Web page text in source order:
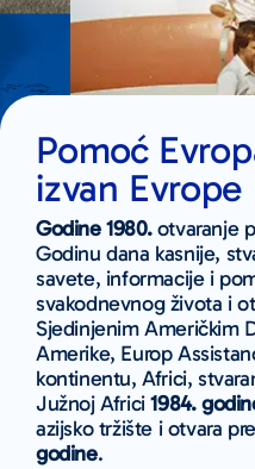
Pomoć
izvan Evrope
Godine 1980.otvaranje
Godinu dana kasnije,
savete, informacije i
svakodnevnog života i
Sjedinjenim Američkim
Amerike, Europ
kontinentu, Africi,
Južnoj Africi1984.
azijsko tržište i otvara
godine.